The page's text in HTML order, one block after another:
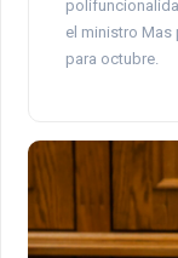
el ministro Mas
para octubre.